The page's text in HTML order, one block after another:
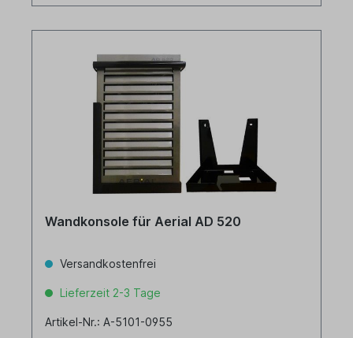
Wandkonsole für Aerial AD 520
Versandkostenfrei
Lieferzeit 2-3 Tage
Artikel-Nr.: A-5101-0955